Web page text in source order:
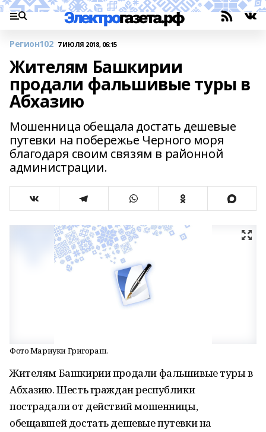
Регион102 7 ИЮЛЯ 2018, 06:15
Жителям Башкирии
продали фальшивые туры в
Абхазию
Мошенница обещала достать дешевые
путевки на побережье Черного моря
благодаря своим связям в районной
администрации.
Фото Мариуки Григораш.
Жителям Башкирии продали фальшивые туры в
Абхазию. Шесть граждан республики
пострадали от действий мошенницы,
обещавшей достать дешевые путевки на